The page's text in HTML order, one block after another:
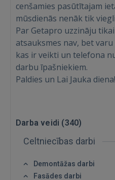
cenšamies pasūtītajam
mūsdienās nenāk tik
Par Getapro uzzināju
atsauksmes nav, bet
kas ir veikti un telefona
darbu īpašniekiem.
Paldies un Lai Jauka diena!
Darba veidi (340)
Celtniecības darbi
Demontāžas darbi
Fasādes darbi